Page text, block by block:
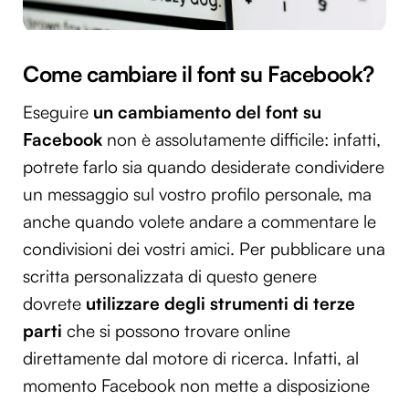
Come cambiare il font su Facebook?
Eseguire un cambiamento del font su
Facebook non è assolutamente difficile: infatti,
potrete farlo sia quando desiderate condividere
un messaggio sul vostro profilo personale, ma
anche quando volete andare a commentare le
condivisioni dei vostri amici. Per pubblicare una
scritta personalizzata di questo genere
dovrete utilizzare degli strumenti di terze
parti che si possono trovare online
direttamente dal motore di ricerca. Infatti, al
momento Facebook non mette a disposizione